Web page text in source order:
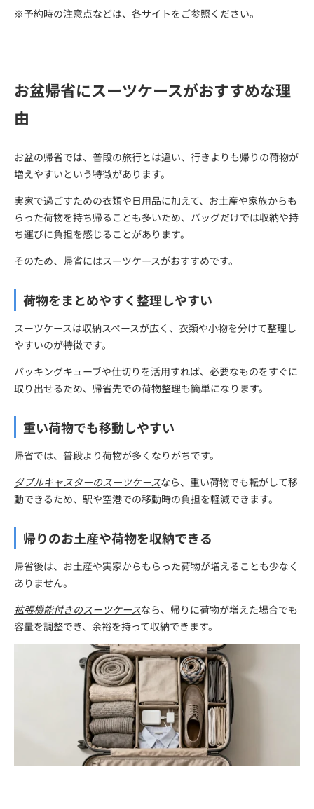
※予約時の注意点などは、各サイトをご参照ください。
お盆帰省にスーツケースがおすすめな理
由
お盆の帰省では、普段の旅行とは違い、行きよりも帰りの荷物が
増えやすいという特徴があります。
実家で過ごすための衣類や日用品に加えて、お土産や家族からも
らった荷物を持ち帰ることも多いため、バッグだけでは収納や持
ち運びに負担を感じることがあります。
そのため、帰省にはスーツケースがおすすめです。
荷物をまとめやすく整理しやすい
スーツケースは収納スペースが広く、衣類や小物を分けて整理し
やすいのが特徴です。
パッキングキューブや仕切りを活用すれば、必要なものをすぐに
取り出せるため、帰省先での荷物整理も簡単になります。
重い荷物でも移動しやすい
帰省では、普段より荷物が多くなりがちです。
ダブルキャスターのスーツケースなら、重い荷物でも転がして移
動できるため、駅や空港での移動時の負担を軽減できます。
帰りのお土産や荷物を収納できる
帰省後は、お土産や実家からもらった荷物が増えることも少なく
ありません。
拡張機能付きのスーツケースなら、帰りに荷物が増えた場合でも
容量を調整でき、余裕を持って収納できます。